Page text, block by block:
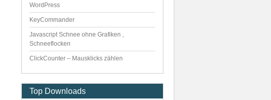
WordPress
KeyCommander
Javascript Schnee ohne Grafiken ,
Schneeflocken
ClickCounter – Mausklicks zählen
Top Downloads